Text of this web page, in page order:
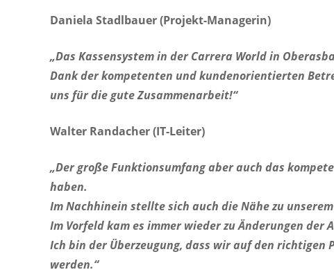
Daniela Stadlbauer (Projekt-Managerin)
„Das Kassensystem in der Carrera World in
Dank der kompetenten und kundenorientierten
uns für die gute Zusammenarbeit!“
Walter Randacher (IT-Leiter)
„Der große Funktionsumfang aber auch das
haben.
Im Nachhinein stellte sich auch die Nähe zu
Im Vorfeld kam es immer wieder zu Änderungen
Ich bin der Überzeugung, dass wir auf den
werden.“